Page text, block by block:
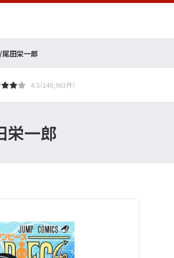
尾田栄一郎
4.5（140,963件）
栄一郎